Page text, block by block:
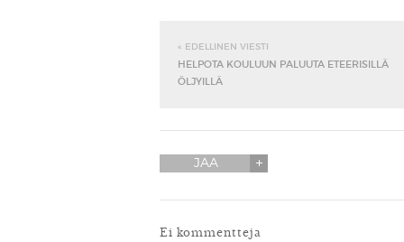
« EDELLINEN VIESTI
HELPOTA KOULUUN PALUUTA ETEERISILLÄ
ÖLJYILLÄ
JAA
Ei kommentteja